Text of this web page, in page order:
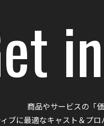
商品やサービスの「
ブに最適なキャスト＆プ